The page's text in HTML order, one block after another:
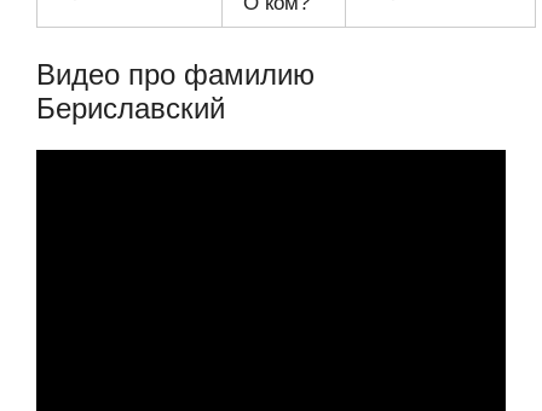
Видео про фамилию
Бериславский